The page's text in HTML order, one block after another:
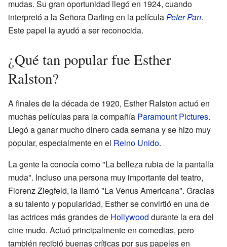
mudas. Su gran oportunidad llegó en 1924, cuando
interpretó a la Señora Darling en la películaPeter Pan.
Este papel la ayudó a ser reconocida.
¿Qué tan popular fue Esther
Ralston?
A finales de la década de 1920, Esther Ralston actuó en
muchas películas para la compañía Paramount Pictures.
Llegó a ganar mucho dinero cada semana y se hizo muy
popular, especialmente en el Reino Unido.
La gente la conocía como "La belleza rubia de la pantalla
muda". Incluso una persona muy importante del teatro,
Florenz Ziegfeld, la llamó "La Venus Americana". Gracias
a su talento y popularidad, Esther se convirtió en una de
las actrices más grandes de Hollywood durante la era del
cine mudo. Actuó principalmente en comedias, pero
también recibió buenas críticas por sus papeles en